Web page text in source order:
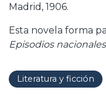
Madrid, 1906.
Esta novela forma
Episodios
Literatura y ficción